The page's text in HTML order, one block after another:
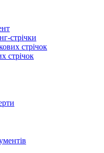
стрічки
стрічок
стрічок